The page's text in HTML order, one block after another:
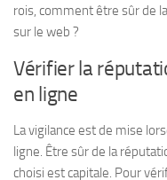
rois, comment être sûr de
sur le web ?
Vérifier la
en ligne
La vigilance est de mise
ligne. Être sûr de la
choisi est capitale. Pour